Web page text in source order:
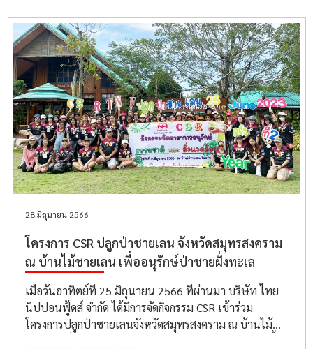
28 มิถุนายน 2566
โครงการ CSR ปลูกป่าชายเลน จังหวัดสมุทรสงคราม
ณ บ้านไม้ชายเลน เพื่ออนุรักษ์ป่าชายฝั่งทะเล
เมื่อวันอาทิตย์ที่ 25 มิถุนายน 2566 ที่ผ่านมา บริษัท ไทย
นิปปอนฟู้ดส์ จำกัด ได้มีการจัดกิจกรรม CSR เข้าร่วม
โครงการปลูกป่าชายเลนจังหวัดสมุทรสงคราม ณ บ้านไม้